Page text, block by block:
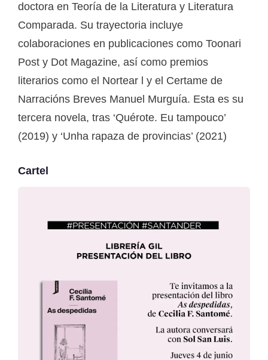
doctora en Teoría de la Literatura y Literatura
Comparada. Su trayectoria incluye
colaboraciones en publicaciones como Toonari
Post y Dot Magazine, así como premios
literarios como el Nortear l y el Certame de
Narracións Breves Manuel Murguía. Esta es su
tercera novela, tras ‘Quérote. Eu tampouco’
(2019) y ‘Unha rapaza de provincias’ (2021)
Cartel